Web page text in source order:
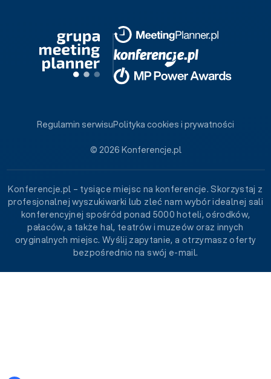
© 2026 Konferencje.pl
Regulamin serwisuPolityka cookies i prywatności
Konferencje.pl – tysiące miejsc na konferencje. Skorzystaj z
profesjonalnej wyszukiwarki lub zleć nam wybór idealnej sali
konferencyjnej spośród ponad 5000 hoteli, ośrodków,
pałaców, a także hal, teatrów i muzeów oraz innych
oryginalnych miejsc. Wyślij zapytanie, a otrzymasz oferty
bezpośrednio na swój e-mail.